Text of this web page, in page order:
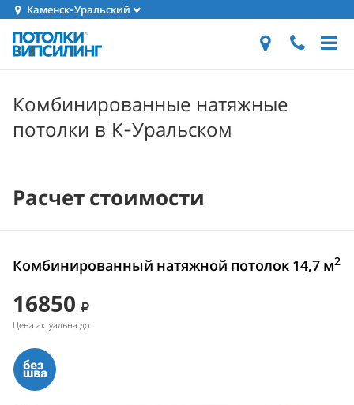
Каменск-Уральский
Комбинированные натяжные
потолки в К-Уральском
Расчет стоимости
Комбинированный натяжной потолок 14,7 м2
16850
Цена актуальна до